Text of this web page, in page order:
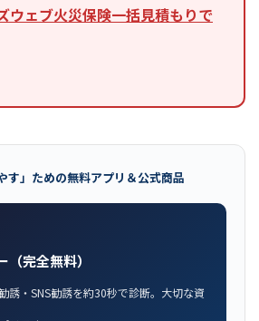
ウェブ火災保険一括見積もりで
す」ための無料アプリ＆公式商品
完全無料）
誘・SNS勧誘を約30秒で診断。大切な資